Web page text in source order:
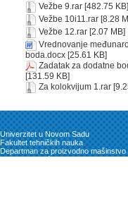
Vežbe 9.rar [482.75 KB]
Vežbe 10i11.rar [8.28
Vežbe 12.rar [2.07 MB]
Vrednovanje
boda.docx [25.61 KB]
Zadatak za dodatne
[131.59 KB]
Za kolokvijum 1.rar
Univerzitet u Novom Sadu
Fakultet tehničkih nauka
Departman za proizvodno mašinstvo
Vladimira Perića Valtera 2, 21102